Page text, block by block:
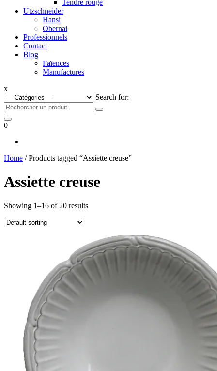
Tendre rouge
Utzschneider
Hansi
Obernai
Professionnels
Contact
Blog
Faïences
Manufactures
x
Search for:
0
Home / Products tagged “Assiette creuse”
Assiette creuse
Showing 1–16 of 20 results